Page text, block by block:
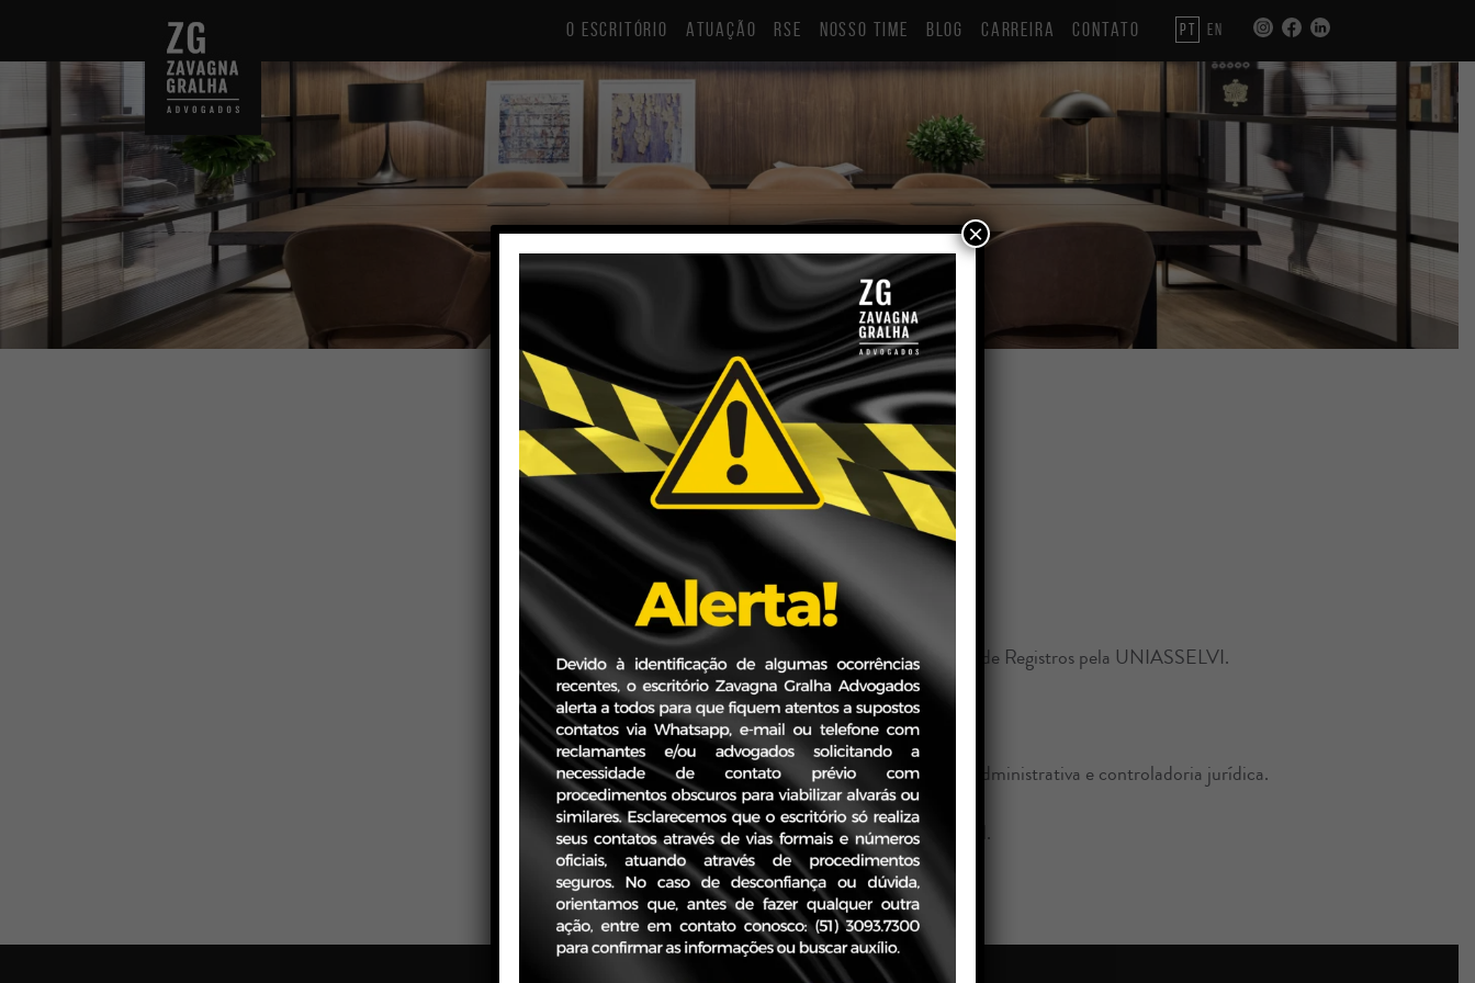
O ESCRITÓRIO ATUAÇÃO RSE NOSSO TIME BLOG CARREIRA CONTATO PT EN
Tiago Oliveira Lopes
Coordenador Administrativo Jurídico
tiago.lopes@zavagnagralha.com.br
Formação
Graduado em Gestão de Serviços Jurídicos, Notariais e de Registros pela UNIASSELVI.
Experiência Profissional
Experiência profissional focada em assistência jurídica administrativa e controladoria jurídica.
Atuação com sistemas e ferramentas de automação.
Analista em escritórios com atuação na área empresarial.
×